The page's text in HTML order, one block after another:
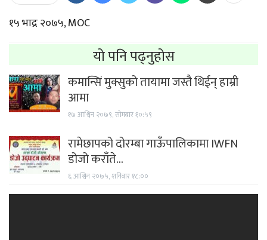
१५ भाद्र २०७५, MOC
यो पनि पढ्नुहोस
कमान्सिं मुक्सुको तायामा जस्तै थिईन् हाम्री
आमा
१७ आश्विन २०७९, सोमबार १०:५९
रामेछापको दोरम्बा गाऊँपालिकामा IWFN
डोजो कराँते…
६ आश्विन २०७५, शनिबार १८:००